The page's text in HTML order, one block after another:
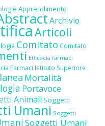
Apprendimento
Archivio
Articoli
Comitato Comitato
Efficacia farmaci
Farmaci Istituto Superiore
Mortalità
Portavoce
Animali Soggetti
Umani Soggetti
Soggetti Umani